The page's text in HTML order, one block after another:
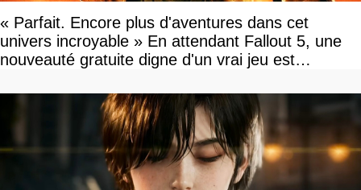
« Parfait. Encore plus d'aventures dans cet
univers incroyable » En attendant Fallout 5, une
nouveauté gratuite digne d'un vrai jeu est